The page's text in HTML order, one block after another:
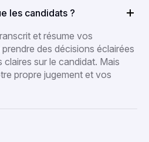
les candidats ?
et résume vos
des décisions éclairées
sur le candidat. Mais
propre jugement et vos